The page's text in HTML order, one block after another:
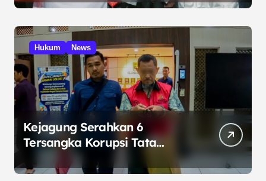
Hukum News
Kejagung Serahkan 6
Tersangka Korupsi Tata
Kelola Minyak ke Penuntut
Umum